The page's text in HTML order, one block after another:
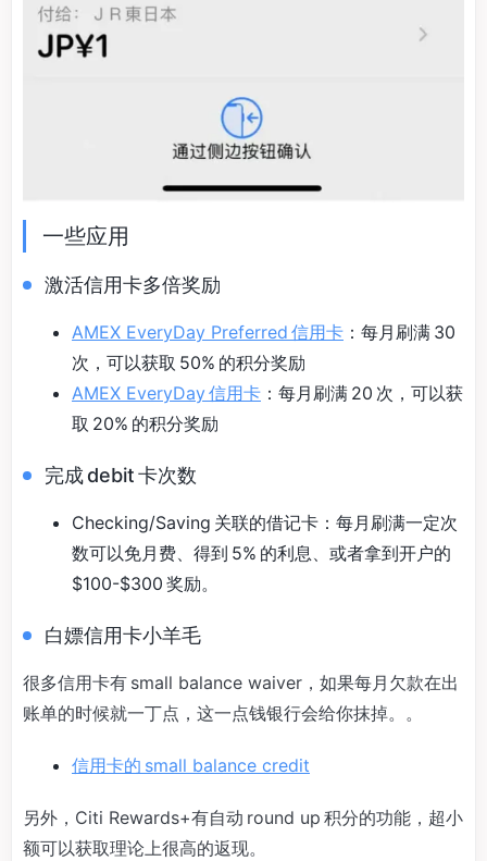
一些应用
激活信用卡多倍奖励
AMEX EveryDay Preferred 信用卡 ：每月刷满 30
次，可以获取 50% 的积分奖励
AMEX EveryDay 信用卡 ：每月刷满 20 次，可以获
取 20% 的积分奖励
完成 debit 卡次数
Checking/Saving 关联的借记卡：每月刷满一定次
数可以免月费、得到 5% 的利息、或者拿到开户的
$100-$300 奖励。
白嫖信用卡小羊毛
很多信用卡有 small balance waiver，如果每月欠款在出
账单的时候就一丁点，这一点钱银行会给你抹掉。。
信用卡的 small balance credit
另外，Citi Rewards+有自动 round up 积分的功能，超小
额可以获取理论上很高的返现。